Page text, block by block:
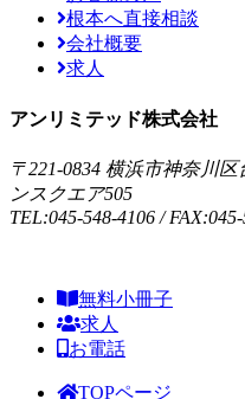
根本へ直接相談
会社概要
求人
アンリミテッド株式会社
〒221-0834 横浜市神奈川
ンスクエア505
TEL:045-548-4106 /
無料小冊子
求人
お電話
TOPページ